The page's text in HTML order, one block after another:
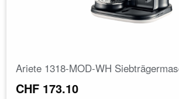
Ariete 1318-MOD-WH
CHF 173.10